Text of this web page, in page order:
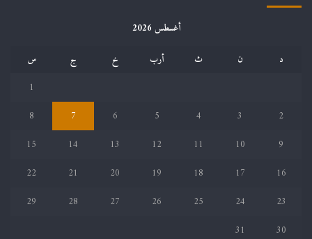
أغسطس 2026
د
ن ث أرب خ ج
س
1
2
3
4
5
6
7
8
9
10
11
12
13
14
15
16
17
18
19
20
21
22
23
24
25
26
27
28
29
30
31